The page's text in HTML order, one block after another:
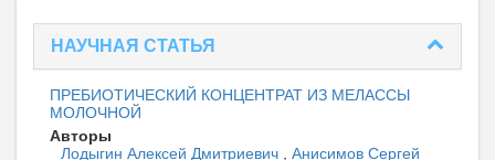
НАУЧНАЯ СТАТЬЯ
ПРЕБИОТИЧЕСКИЙ КОНЦЕНТРАТ ИЗ МЕЛАССЫ
МОЛОЧНОЙ
Авторы
Лодыгин Алексей Дмитриевич
Анисимов Сергей